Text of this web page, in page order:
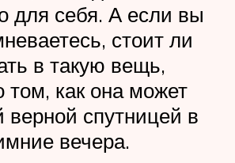
для себя. А если вы
стоит ли
в такую вещь,
том, как она может
верной спутницей в
вечера.